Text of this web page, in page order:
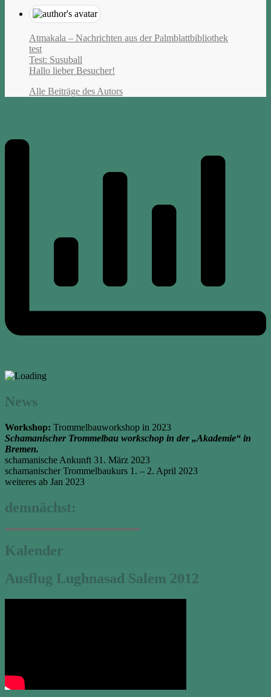
Atmakala – Nachrichten aus der Palmblattbibliothek
test
Test: Susuball
Hallo lieber Besucher!
Alle Beiträge des Autors
News
Workshop: Trommelbauworkshop in 2023
Schamanischer Trommelbau workschop in der „Akademie“ in
Bremen.
schamanische Ankunft 31. März 2023
schamanischer Trommelbaukurs 1. – 2. April 2023
weiteres ab Jan 2023
demnächst:
Kalender
Ausflug Lughnasad Salem 2012